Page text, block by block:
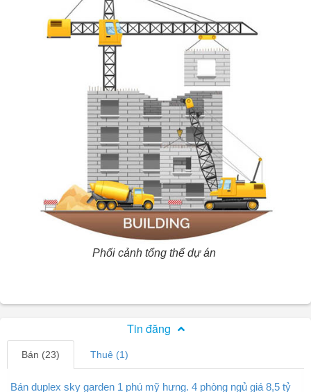
Phối cảnh tổng thể dự án
Tin đăng
Bán (23) Thuê (1)
Bán duplex sky garden 1 phú mỹ hưng. 4 phòng ngủ giá 8,5 tỷ